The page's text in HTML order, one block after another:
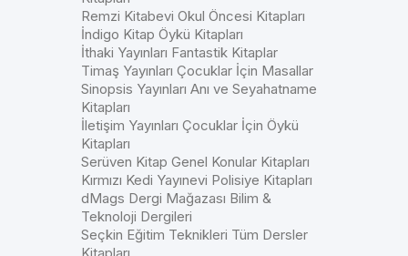
Remzi Kitabevi Okul Öncesi Kitapları
İndigo Kitap Öykü Kitapları
İthaki Yayınları Fantastik Kitaplar
Timaş Yayınları Çocuklar İçin Masallar
Sinopsis Yayınları Anı ve Seyahatname
Kitapları
İletişim Yayınları Çocuklar İçin Öykü
Kitapları
Serüven Kitap Genel Konular Kitapları
Kırmızı Kedi Yayınevi Polisiye Kitapları
dMags Dergi Mağazası Bilim &
Teknoloji Dergileri
Seçkin Eğitim Teknikleri Tüm Dersler